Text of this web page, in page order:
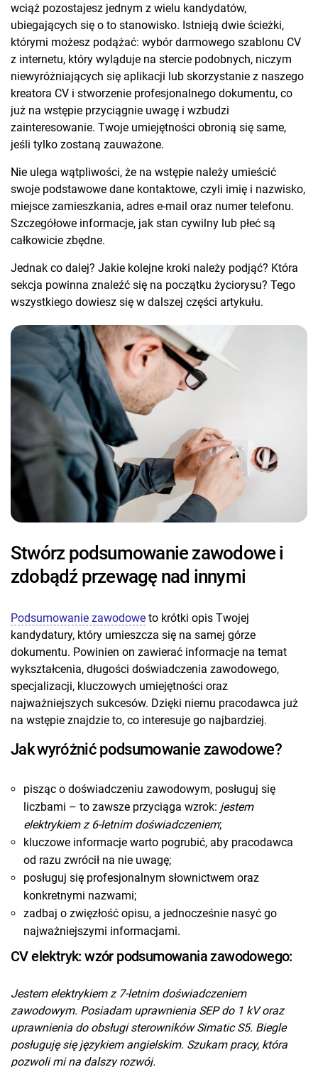
wciąż pozostajesz jednym z wielu kandydatów,
ubiegających się o to stanowisko. Istnieją dwie ścieżki,
którymi możesz podążać: wybór darmowego szablonu CV
z internetu, który wyląduje na stercie podobnych, niczym
niewyróżniających się aplikacji lub skorzystanie z naszego
kreatora CV i stworzenie profesjonalnego dokumentu, co
już na wstępie przyciągnie uwagę i wzbudzi
zainteresowanie. Twoje umiejętności obronią się same,
jeśli tylko zostaną zauważone.
Nie ulega wątpliwości, że na wstępie należy umieścić
swoje podstawowe dane kontaktowe, czyli imię i nazwisko,
miejsce zamieszkania, adres e-mail oraz numer telefonu.
Szczegółowe informacje, jak stan cywilny lub płeć są
całkowicie zbędne.
Jednak co dalej? Jakie kolejne kroki należy podjąć? Która
sekcja powinna znaleźć się na początku życiorysu? Tego
wszystkiego dowiesz się w dalszej części artykułu.
Stwórz podsumowanie zawodowe i
zdobądź przewagę nad innymi
Podsumowanie zawodowe to krótki opis Twojej
kandydatury, który umieszcza się na samej górze
dokumentu. Powinien on zawierać informacje na temat
wykształcenia, długości doświadczenia zawodowego,
specjalizacji, kluczowych umiejętności oraz
najważniejszych sukcesów. Dzięki niemu pracodawca już
na wstępie znajdzie to, co interesuje go najbardziej.
Jak wyróżnić podsumowanie zawodowe?
pisząc o doświadczeniu zawodowym, posługuj się
liczbami – to zawsze przyciąga wzrok: jestem
elektrykiem z 6-letnim doświadczeniem;
kluczowe informacje warto pogrubić, aby pracodawca
od razu zwrócił na nie uwagę;
posługuj się profesjonalnym słownictwem oraz
konkretnymi nazwami;
zadbaj o zwięzłość opisu, a jednocześnie nasyć go
najważniejszymi informacjami.
CV elektryk: wzór podsumowania zawodowego:
Jestem elektrykiem z 7-letnim doświadczeniem
zawodowym. Posiadam uprawnienia SEP do 1 kV oraz
uprawnienia do obsługi sterowników Simatic S5. Biegle
posługuję się językiem angielskim. Szukam pracy, która
pozwoli mi na dalszy rozwój.